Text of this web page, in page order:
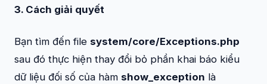
3. Cách giải quyết
Bạn tìm đến file system/core/Exceptions.php
sau đó thực hiện thay đổi bỏ phần khai báo kiểu
dữ liệu đối số của hàm show_exception là